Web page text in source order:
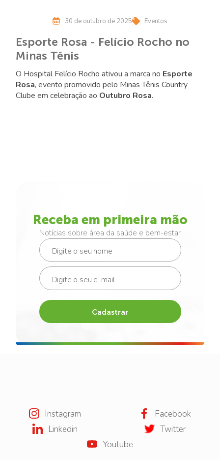
30 de outubro de 2025 Eventos
Esporte Rosa - Felício Rocho no
Minas Tênis
O Hospital Felício Rocho ativou a marca no Esporte
Rosa, evento promovido pelo Minas Tênis Country
Clube em celebração ao Outubro Rosa.
Receba em primeira mão
Notícias sobre área da saúde e bem-estar
Cadastrar
Instagram
Facebook
Linkedin
Twitter
Youtube